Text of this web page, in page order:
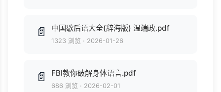
📄 中国歇后语大全(辞海版) 温端政.pdf
1323 浏览 · 2026-01-26
📄 FBI教你破解身体语言.pdf
686 浏览 · 2026-02-01